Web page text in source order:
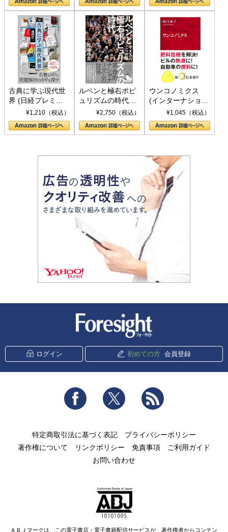
書)
古典に学ぶ現代世
界 (日経プレミア
シリーズ)¥1,210（税込）
ルペンと極右ポピ
ュリズムの時代：
〈ヤヌス〉の二つ
の顔
¥2,750（税込）
ウンコノミクス
(インターナショナ
ル新書)¥1,045（税込）
ログイン 初めての方 会員登録
Facebook Twitter
特定商取引法に基づく表記
プライバシーポリシー
著作権について
リンクポリシー 免責事項
ご利用ガイド
お問い合わせ
ＡＢＪマークは、この電子書店・電子書籍配信サービスが、著作権者からコンテン